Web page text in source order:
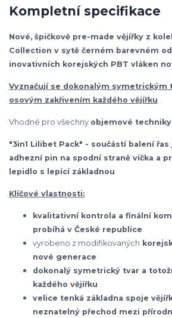
Kompletní specifikace
Nové, špičkově pre-made vějířky z
Collection v sytě černém barevném
inovativních korejských PBT vláken
Vyznačují se dokonalým symetrickým
osovým zakřivením každého vějířku
Vhodné pro všechny objemové
"3in1 Lilibet Pack" - součástí balení
adhezní pin na spodní straně víčka a
lepidlo s lepící základnou
Klíčové vlastnosti:
kvalitativní kontrola a finální
probíhá v České republice
vyrobeno z modifikovaných
nové generace
dokonalý symetrický tvar a
každého vějířku
velice tenká základna spoje
neznatelný přechod mezi